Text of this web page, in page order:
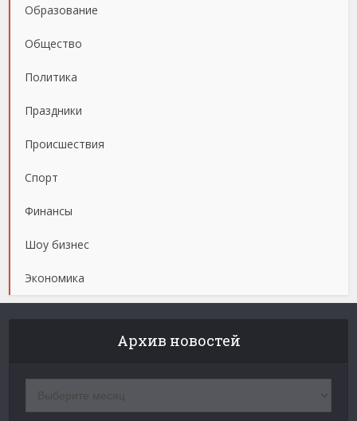
Образование
Общество
Политика
Праздники
Происшествия
Спорт
Финансы
Шоу бизнес
Экономика
Архив новостей
новостей